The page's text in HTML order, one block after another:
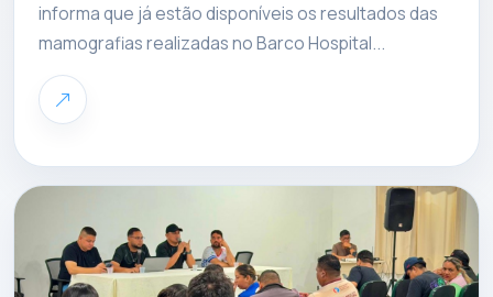
informa que já estão disponíveis os resultados das
mamografias realizadas no Barco Hospital...